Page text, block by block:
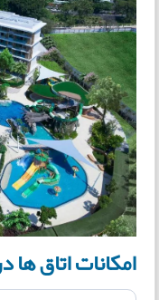
امکانات اتاق ها